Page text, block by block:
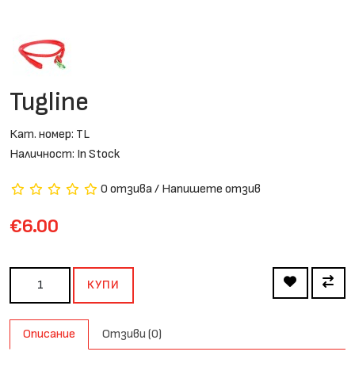
Tugline
Кат. номер: TL
Наличност: In Stock
0 отзива/ Напишете отзив
€6.00
КУПИ
Описание Отзиви (0)